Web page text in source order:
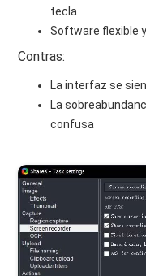
tecla
Software flexible
Contras:
La interfaz se
La
confusa